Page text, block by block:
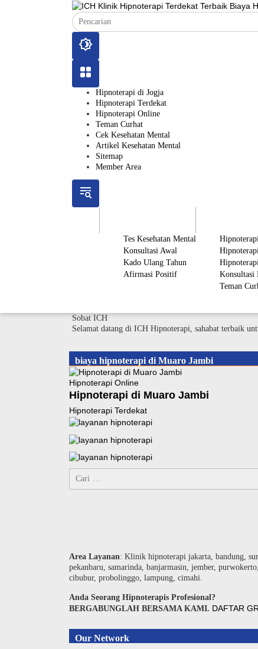
Hipnoterapi di Jogja
Hipnoterapi Terdekat
Hipnoterapi Online
Teman Curhat
Cek Kesehatan Mental
Artikel Kesehatan Mental
Sitemap
Member Area
Tes Kesehatan Mental
Konsultasi Awal
Kado Ulang Tahun
Afirmasi Positif
Konsultasi
Teman
Sobat ICH
Selamat datang di ICH Hipnoterapi, sahabat terbaik
biaya hipnoterapi di Muaro Jambi
Hipnoterapi Online
Hipnoterapi di Muaro Jambi
Hipnoterapi Terdekat
untuk:
Area Layanan: Klinik hipnoterapi jakarta, bandung,
pekanbaru, samarinda, banjarmasin, jember,
cibubur, probolinggo, lampung, cimahi.
Anda Seorang Hipnoterapis Profesional?
BERGABUNGLAH BERSAMA KAMI. DAFTAR
Our Network